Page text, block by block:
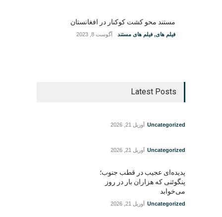
مستند محو کشت کوکنار در افغانستان
فیلم های, فیلم های مستند آگوست 8, 2023
Latest Posts
Uncategorized آوریل 21, 2026
Uncategorized آوریل 21, 2026
پدیده‌ای عجیب در قطب جنوب؛
پنگوئنی که هزاران بار در روز
می‌خوابد
Uncategorized آوریل 21, 2026